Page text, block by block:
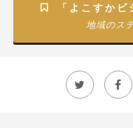
 「よこすかビ
地域のス
 